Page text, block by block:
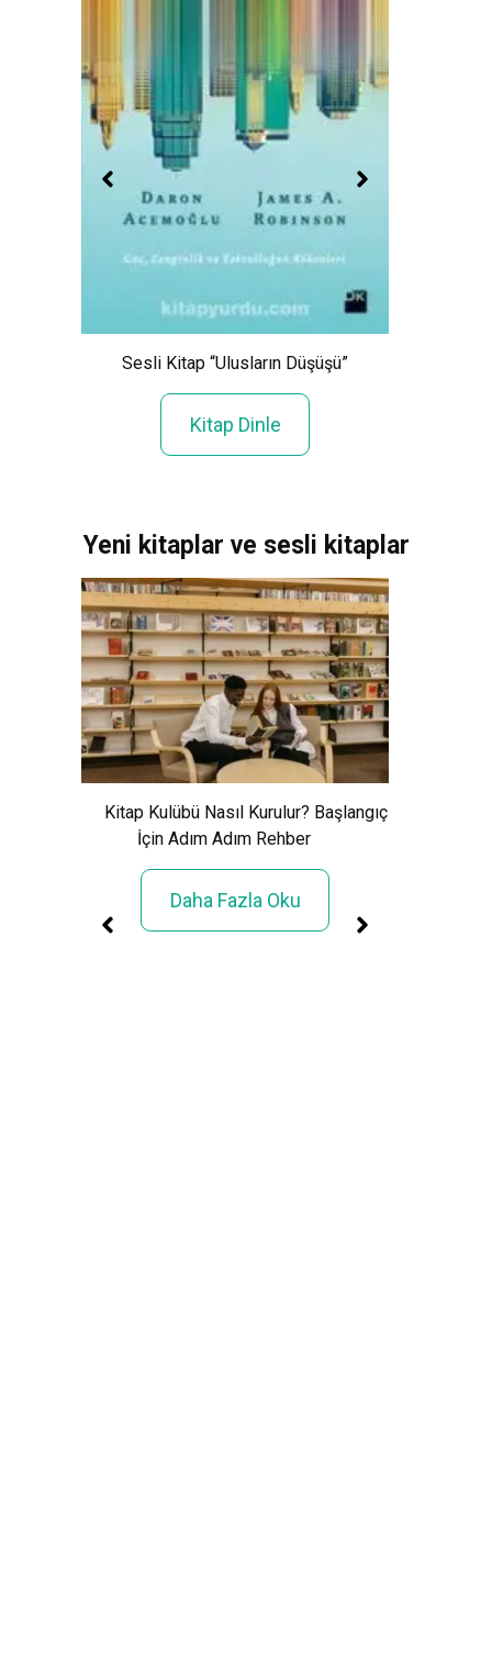
Sesli Kitap “Ulusların Düşüşü”
Kitap Dinle
Yeni kitaplar ve sesli kitaplar
Kitap Kulübü Nasıl Kurulur? Başlangıç
İçin Adım Adım Rehber
Daha Fazla Oku